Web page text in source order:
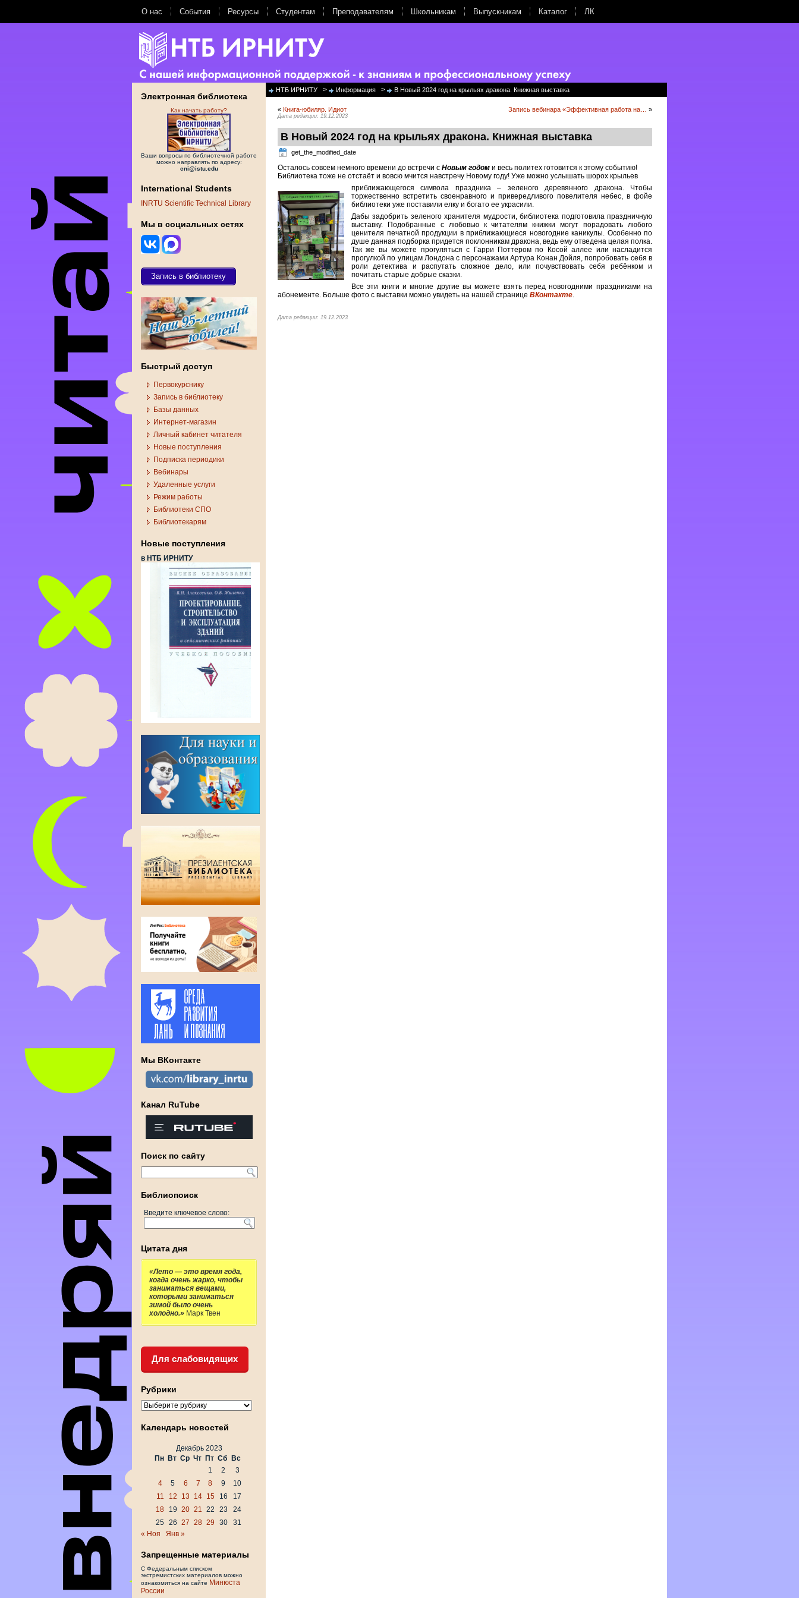
О нас События Ресурсы Студентам Преподавателям Школьникам Выпускникам Каталог ЛК
Электронная библиотека
Как начать работу?
Ваши вопросы по библиотечной работе
можно направлять по адресу:
cni@istu.edu
International Students
INRTU Scientific Technical Library
Мы в социальных сетях
Запись в библиотеку
Быстрый доступ
Первокурснику
Запись в библиотеку
Базы данных
Интернет-магазин
Личный кабинет читателя
Новые поступления
Подписка периодики
Вебинары
Удаленные услуги
Режим работы
Библиотеки СПО
Библиотекарям
Новые поступления
в НТБ ИРНИТУ
Мы ВКонтакте
Канал RuTube
Поиск по сайту
Библиопоиск
Введите ключевое слово:
Цитата дня
«Лето — это время года,
когда очень жарко, чтобы
заниматься вещами,
которыми заниматься
зимой было очень
холодно.» Марк Твен
Для слабовидящих
Рубрики
Рубрики
Календарь новостей
Декабрь 2023
Пн Вт Ср Чт Пт Сб
Вс
1
2
3
4
5 6 7 8 9
10
11
12 13 14 15 16
17
18
19 20 21 22 23
24
25 26 27 28 29 30
31
« Ноя
Янв »
Запрещенные материалы
С Федеральным списком
экстремистских материалов можно
ознакомиться на сайте Минюста
России
НТБ ИРНИТУ > Информация > В Новый 2024 год на крыльях дракона. Книжная выставка
« Книга-юбиляр. Идиот Запись вебинара «Эффективная работа на… »
Дата редакции: 19.12.2023
В Новый 2024 год на крыльях дракона. Книжная выставка
get_the_modified_date
Осталось совсем немного времени до встречи с Новым годом и весь политех готовится к этому событию!
Библиотека тоже не отстаёт и вовсю мчится навстречу Новому году! Уже можно услышать шорох крыльев
приближающегося символа праздника – зеленого деревянного дракона. Чтобы
торжественно встретить своенравного и привередливого повелителя небес, в фойе
библиотеки уже поставили елку и богато ее украсили.
Дабы задобрить зеленого хранителя мудрости, библиотека подготовила праздничную
выставку. Подобранные с любовью к читателям книжки могут порадовать любого
ценителя печатной продукции в приближающиеся новогодние каникулы. Особенно по
душе данная подборка придется поклонникам дракона, ведь ему отведена целая полка.
Так же вы можете прогуляться с Гарри Поттером по Косой аллее или насладится
прогулкой по улицам Лондона с персонажами Артура Конан Дойля, попробовать себя в
роли детектива и распутать сложное дело, или почувствовать себя ребёнком и
почитать старые добрые сказки.
Все эти книги и многие другие вы можете взять перед новогодними праздниками на
абонементе. Больше фото с выставки можно увидеть на нашей странице ВКонтакте.
Дата редакции: 19.12.2023